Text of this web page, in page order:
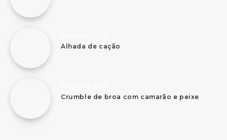
Alhada de cação
Crumble de broa com camarão e peixe